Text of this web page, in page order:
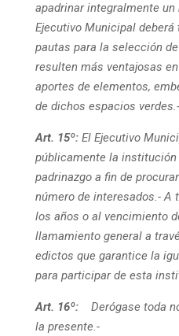
apadrinar integralmente
Ejecutivo Municipal deberá
pautas para la selección
resulten más ventajosas
aportes de elementos,
de dichos espacios verdes.-
Art. 15º: El Ejecutivo
públicamente la
padrinazgo a fin de
número de interesados.- A
los años o al vencimiento
llamamiento general a
edictos que garantice la
para participar de esta
Art. 16º:Derógase toda
la presente.-